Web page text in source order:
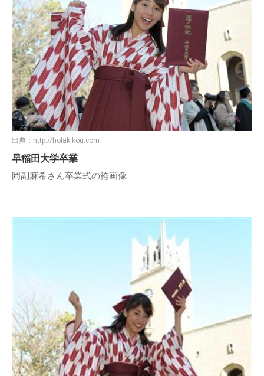
出典： http://holakikou.com
早稲田大学卒業
岡副麻希さん卒業式の袴画像